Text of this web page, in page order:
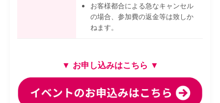
お客様都合による急なキャンセル
の場合、参加費の返金等は致しか
ねます。
▼ お申し込みはこちら ▼